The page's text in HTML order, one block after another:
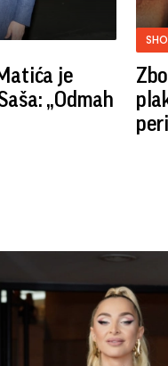
je
„Odmah